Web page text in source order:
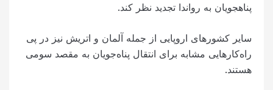
پناهجویان به رواندا تجدید نظر کند.
سایر کشورهای اروپایی از جمله آلمان و اتریش نیز در پی
راه‌کارهایی مشابه برای انتقال پناه‌جویان به مقصد سومی
هستند.